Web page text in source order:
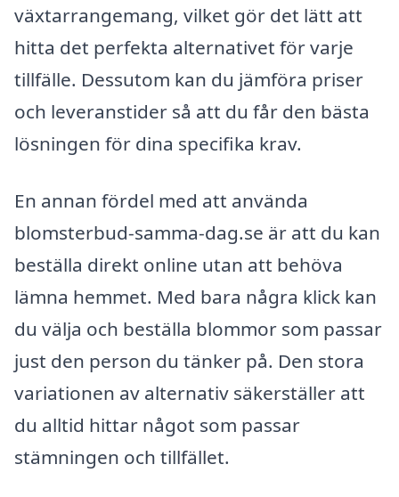
växtarrangemang, vilket gör det lätt att
hitta det perfekta alternativet för varje
tillfälle. Dessutom kan du jämföra priser
och leveranstider så att du får den bästa
lösningen för dina specifika krav.
En annan fördel med att använda
blomsterbud-samma-dag.se är att du kan
beställa direkt online utan att behöva
lämna hemmet. Med bara några klick kan
du välja och beställa blommor som passar
just den person du tänker på. Den stora
variationen av alternativ säkerställer att
du alltid hittar något som passar
stämningen och tillfället.